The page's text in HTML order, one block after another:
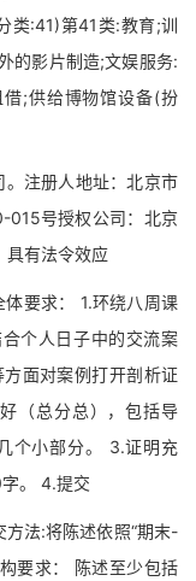
类:41)第41类:教育;训
的影片制造;文娱服务:
;供给博物馆设备(扮
注册人地址：北京市
015号授权公司：北京
具有法令效应
要求： 1.环绕八周课
个人日子中的交流案
面对案例打开剖析证
（总分总），包括导
个小部分。 3.证明充
。 4.提交
法:将陈述依照“期末-
要求： 陈述至少包括